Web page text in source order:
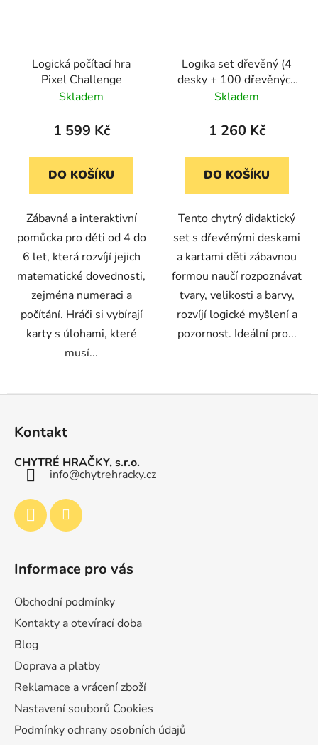
Logická počítací hra
Pixel Challenge
Skladem
1 599 Kč
DO KOŠÍKU
Zábavná a interaktivní
pomůcka pro děti od 4 do
6 let, která rozvíjí jejich
matematické dovednosti,
zejména numeraci a
počítání. Hráči si vybírají
karty s úlohami, které
musí...
Logika set dřevěný (4
desky + 100 dřevěných
karet) - Tvary a velikosti
Skladem
1 260 Kč
DO KOŠÍKU
Tento chytrý didaktický
set s dřevěnými deskami
a kartami děti zábavnou
formou naučí rozpoznávat
tvary, velikosti a barvy,
rozvíjí logické myšlení a
pozornost. Ideální pro...
Kontakt
CHYTRÉ HRAČKY, s.r.o.
info@chytrehracky.cz
Informace pro vás
Obchodní podmínky
Kontakty a otevírací doba
Blog
Doprava a platby
Reklamace a vrácení zboží
Nastavení souborů Cookies
Podmínky ochrany osobních údajů